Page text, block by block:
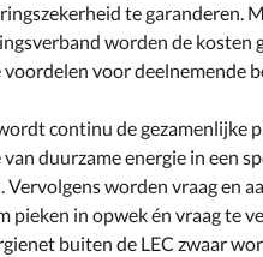
te garanderen.
worden de kosten
voor deelnemende
continu de gezamenlijke
duurzame energie in een
Vervolgens worden vraag en
pieken in opwek én vraag te
buiten de LEC zwaar